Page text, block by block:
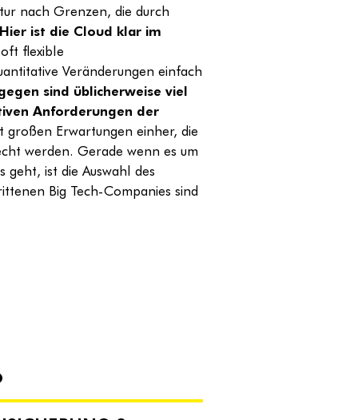
nach Grenzen, die durch
Hier ist die Cloud klar im
flexible
Veränderungen einfach
sind üblicherweise viel
Anforderungen der
Erwartungen einher, die
werden. Gerade wenn es um
geht, ist die Auswahl des
Big Tech-Companies sind